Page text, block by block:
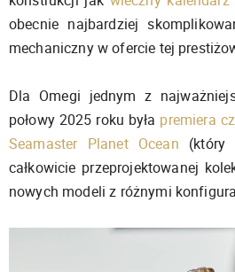
obecnie najbardziej
mechaniczny w ofercie tej
Dla Omegi jednym z
połowy 2025 roku była premiera
Seamaster Planet Ocean (który
całkowicie przeprojektowanej
nowych modeli z różnymi